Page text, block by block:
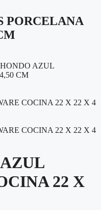
PORCELANA
AZUL
CM
22 X